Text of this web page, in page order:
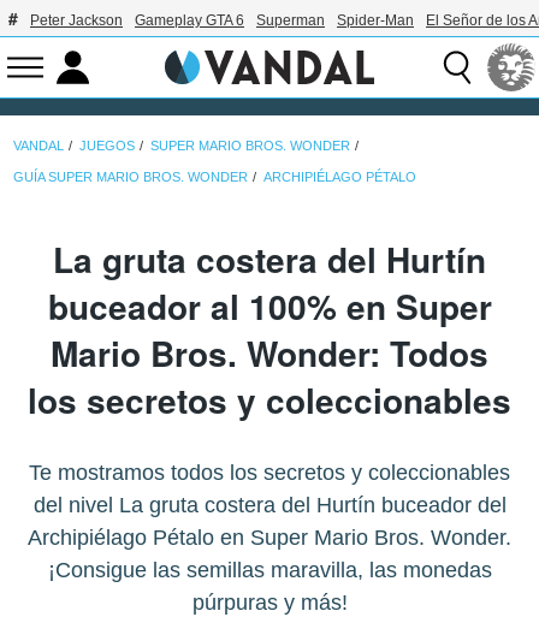
Peter Jackson Gameplay GTA 6 Superman Spider-Man El Señor de los
VANDAL JUEGOS SUPER MARIO BROS. WONDER
GUÍA SUPER MARIO BROS. WONDER ARCHIPIÉLAGO PÉTALO
La gruta costera del Hurtín
buceador al 100% en Super
Mario Bros. Wonder: Todos
los secretos y coleccionables
Te mostramos todos los secretos y coleccionables
del nivel La gruta costera del Hurtín buceador del
Archipiélago Pétalo en Super Mario Bros. Wonder.
¡Consigue las semillas maravilla, las monedas
púrpuras y más!